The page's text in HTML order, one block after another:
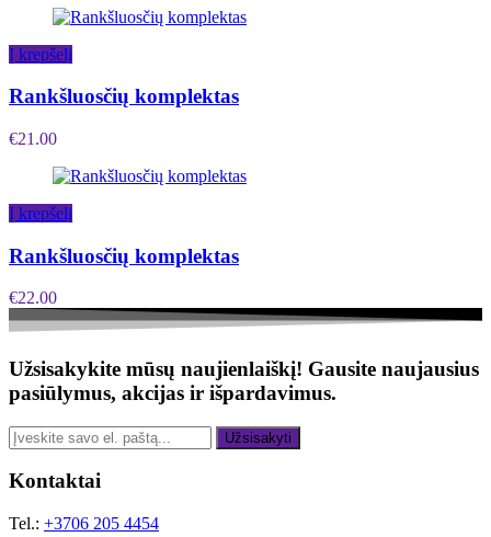
Į krepšelį
Rankšluosčių komplektas
€21.00
Į krepšelį
Rankšluosčių komplektas
€22.00
Užsisakykite mūsų naujienlaiškį! Gausite naujausius
pasiūlymus, akcijas ir išpardavimus.
Užsisakyti
Kontaktai
Tel.: +3706 205 4454